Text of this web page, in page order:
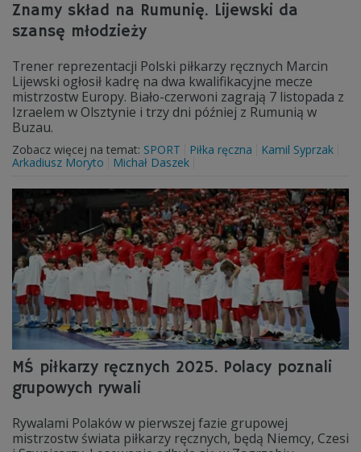
Znamy skład na Rumunię. Lijewski da
szansę młodzieży
Trener reprezentacji Polski piłkarzy ręcznych Marcin
Lijewski ogłosił kadrę na dwa kwalifikacyjne mecze
mistrzostw Europy. Biało-czerwoni zagrają 7 listopada z
Izraelem w Olsztynie i trzy dni później z Rumunią w
Buzau.
Zobacz więcej na temat: SPORT Piłka ręczna
Kamil Syprzak
Arkadiusz Moryto
Michał Daszek
MŚ piłkarzy ręcznych 2025. Polacy poznali
grupowych rywali
Rywalami Polaków w pierwszej fazie grupowej
mistrzostw świata piłkarzy ręcznych, będą Niemcy, Czesi